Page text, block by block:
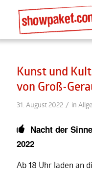
Kunst und
von Groß-
31. August 2022 / in
Nacht der
2022
Ab 18 Uhr laden an